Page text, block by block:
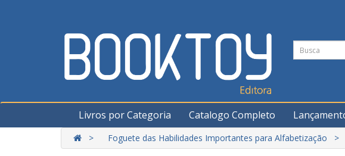
Livros por Categoria Catalogo Completo
Foguete das Habilidades Importantes para Alfabetização